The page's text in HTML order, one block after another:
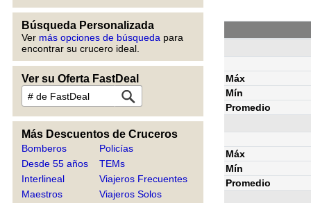
Búsqueda Personalizada
Ver más opciones de búsqueda para
encontrar su crucero ideal.
Ver su Oferta FastDeal
Más Descuentos de Cruceros
Bomberos
Desde 55 años
Interlineal
Maestros
Policías
TEMs
Viajeros Frecuentes
Viajeros Solos
Máx
Mín
Promedio
Máx
Mín
Promedio